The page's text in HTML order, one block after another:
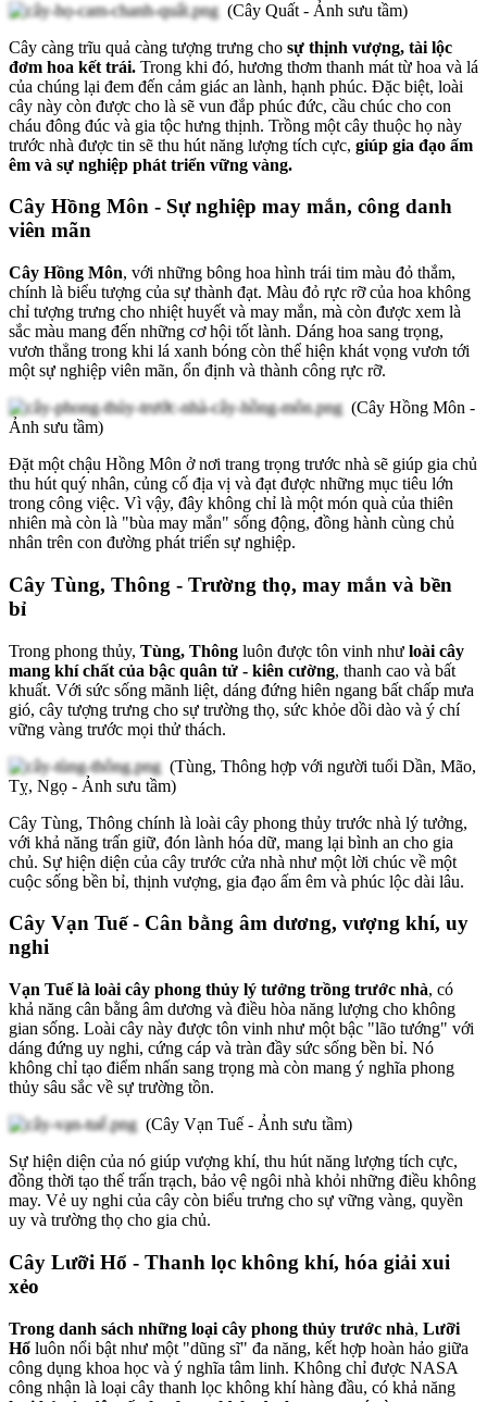
(Cây Quất - Ảnh sưu tầm)
Cây càng trĩu quả càng tượng trưng cho sự thịnh vượng, tài lộc
đơm hoa kết trái. Trong khi đó, hương thơm thanh mát từ hoa và lá
của chúng lại đem đến cảm giác an lành, hạnh phúc. Đặc biệt, loài
cây này còn được cho là sẽ vun đắp phúc đức, cầu chúc cho con
cháu đông đúc và gia tộc hưng thịnh. Trồng một cây thuộc họ này
trước nhà được tin sẽ thu hút năng lượng tích cực, giúp gia đạo ấm
êm và sự nghiệp phát triển vững vàng.
Cây Hồng Môn - Sự nghiệp may mắn, công danh
viên mãn
Cây Hồng Môn, với những bông hoa hình trái tim màu đỏ thắm,
chính là biểu tượng của sự thành đạt. Màu đỏ rực rỡ của hoa không
chỉ tượng trưng cho nhiệt huyết và may mắn, mà còn được xem là
sắc màu mang đến những cơ hội tốt lành. Dáng hoa sang trọng,
vươn thẳng trong khi lá xanh bóng còn thể hiện khát vọng vươn tới
một sự nghiệp viên mãn, ổn định và thành công rực rỡ.
(Cây Hồng Môn -
Ảnh sưu tầm)
Đặt một chậu Hồng Môn ở nơi trang trọng trước nhà sẽ giúp gia chủ
thu hút quý nhân, củng cố địa vị và đạt được những mục tiêu lớn
trong công việc. Vì vậy, đây không chỉ là một món quà của thiên
nhiên mà còn là "bùa may mắn" sống động, đồng hành cùng chủ
nhân trên con đường phát triển sự nghiệp.
Cây Tùng, Thông - Trường thọ, may mắn và bền
bỉ
Trong phong thủy, Tùng, Thông luôn được tôn vinh như loài cây
mang khí chất của bậc quân tử - kiên cường, thanh cao và bất
khuất. Với sức sống mãnh liệt, dáng đứng hiên ngang bất chấp mưa
gió, cây tượng trưng cho sự trường thọ, sức khỏe dồi dào và ý chí
vững vàng trước mọi thử thách.
(Tùng, Thông hợp với người tuổi Dần, Mão,
Tỵ, Ngọ - Ảnh sưu tầm)
Cây Tùng, Thông chính là loài cây phong thủy trước nhà lý tưởng,
với khả năng trấn giữ, đón lành hóa dữ, mang lại bình an cho gia
chủ. Sự hiện diện của cây trước cửa nhà như một lời chúc về một
cuộc sống bền bỉ, thịnh vượng, gia đạo ấm êm và phúc lộc dài lâu.
Cây Vạn Tuế - Cân bằng âm dương, vượng khí, uy
nghi
Vạn Tuế là loài cây phong thủy lý tưởng trồng trước nhà, có
khả năng cân bằng âm dương và điều hòa năng lượng cho không
gian sống. Loài cây này được tôn vinh như một bậc "lão tướng" với
dáng đứng uy nghi, cứng cáp và tràn đầy sức sống bền bỉ. Nó
không chỉ tạo điểm nhấn sang trọng mà còn mang ý nghĩa phong
thủy sâu sắc về sự trường tồn.
(Cây Vạn Tuế - Ảnh sưu tầm)
Sự hiện diện của nó giúp vượng khí, thu hút năng lượng tích cực,
đồng thời tạo thế trấn trạch, bảo vệ ngôi nhà khỏi những điều không
may. Vẻ uy nghi của cây còn biểu trưng cho sự vững vàng, quyền
uy và trường thọ cho gia chủ.
Cây Lưỡi Hổ - Thanh lọc không khí, hóa giải xui
xẻo
Trong danh sách những loại cây phong thủy trước nhà, Lưỡi
Hổ luôn nổi bật như một "dũng sĩ" đa năng, kết hợp hoàn hảo giữa
công dụng khoa học và ý nghĩa tâm linh. Không chỉ được NASA
công nhận là loại cây thanh lọc không khí hàng đầu, có khả năng